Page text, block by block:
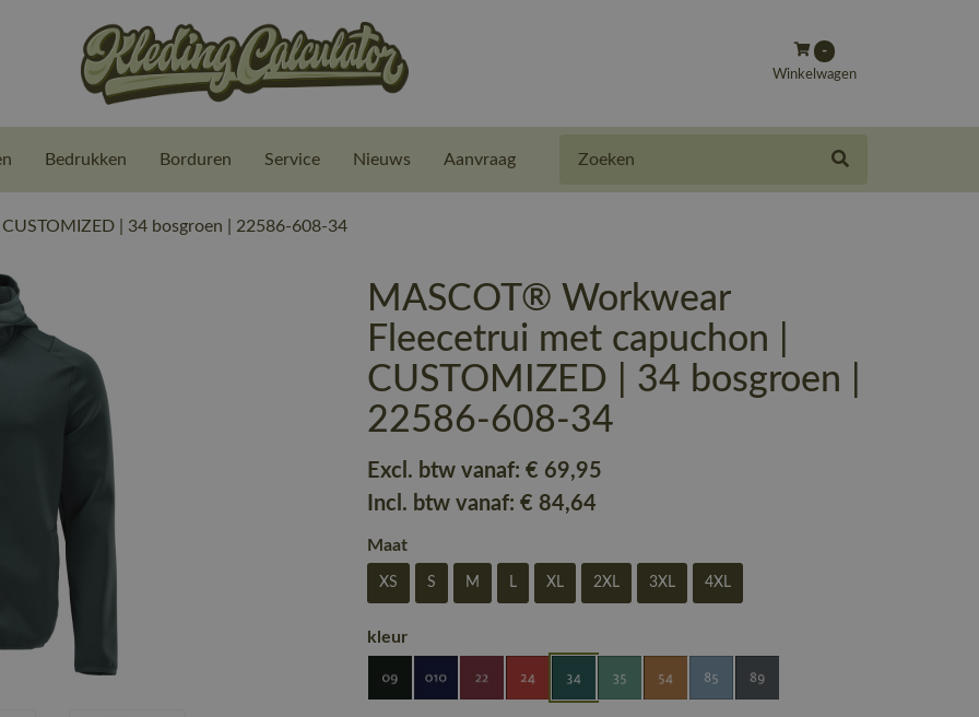
-
Winkelwagen
Bedrukken Borduren Service Nieuws Aanvraag
| 34 bosgroen | 22586-608-34
MASCOT® Workwear
Fleecetrui met capuchon |
CUSTOMIZED | 34 bosgroen |
22586-608-34
Excl. btw vanaf:€ 69,95
Incl. btw vanaf:€ 84,64
Maat
XS S M L XL 2XL 3XL 4XL
kleur